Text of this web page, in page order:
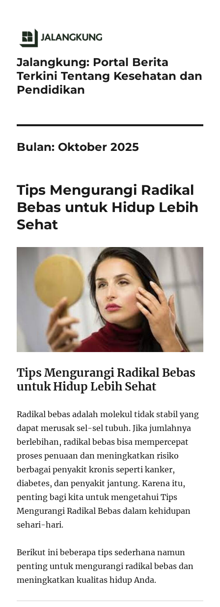
Jalangkung: Portal Berita
Terkini Tentang Kesehatan dan
Pendidikan
Bulan: Oktober 2025
Tips Mengurangi Radikal
Bebas untuk Hidup Lebih
Sehat
Tips Mengurangi Radikal Bebas
untuk Hidup Lebih Sehat
Radikal bebas adalah molekul tidak stabil yang
dapat merusak sel-sel tubuh. Jika jumlahnya
berlebihan, radikal bebas bisa mempercepat
proses penuaan dan meningkatkan risiko
berbagai penyakit kronis seperti kanker,
diabetes, dan penyakit jantung. Karena itu,
penting bagi kita untuk mengetahui Tips
Mengurangi Radikal Bebas dalam kehidupan
sehari-hari.
Berikut ini beberapa tips sederhana namun
penting untuk mengurangi radikal bebas dan
meningkatkan kualitas hidup Anda.